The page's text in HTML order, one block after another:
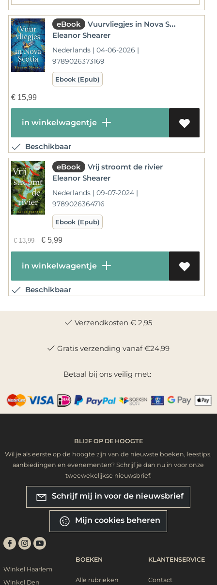
eBook
Vuurvliegjes in Nova Scotia
Eleanor Shearer
Nederlands | 04-06-2026 |
9789026373169
Ebook (Epub)
€15,99
in winkelwagentje
Beschikbaar
eBook
Vrij stroomt de rivier
Eleanor Shearer
Nederlands | 09-07-2024 |
9789026364716
Ebook (Epub)
€13,99 €5,99
in winkelwagentje
Beschikbaar
Verzendkosten € 2,95
Gratis verzending vanaf €24,99
Betaal bij ons veilig met:
BLIJF OP DE HOOGTE
Wil je als eerste op de hoogte zijn van de nieuwste boeken, leestips,
aanbiedingen en evenementen? Schrijf je dan nu in voor onze
tweewekelijkse nieuwsbrief.
Schrijf mij in voor de nieuwsbrief
Mijn cookies beheren
Winkel Haarlem
Winkel Den
BOEKEN
Alle rubrieken
KLANTENSERVICE
Contact